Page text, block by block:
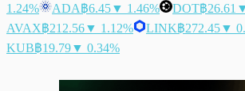
1.24%
ADA฿6.45▼ 1.46% DOT฿26.61
AVAX฿212.56▼ 1.12% LINK฿272.45▼
KUB฿19.79▼ 0.34%